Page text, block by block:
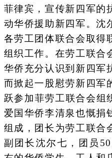
菲律宾，宣传新四军的
动华侨援助新四军。沈
各劳工团体联合会取得
组织工作。在劳工联合
华侨充分认识到新四军
而掀起一股慰劳新四军
跃参加菲劳工联合会组
爱国华侨李清泉也慨捐
组成，团长为劳工联合
副团长沈尔七，团员